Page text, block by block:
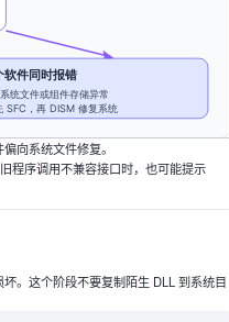
向系统文件修复。
程序调用不兼容接口时，也可能提示
。这个阶段不要复制陌生 DLL 到系统目